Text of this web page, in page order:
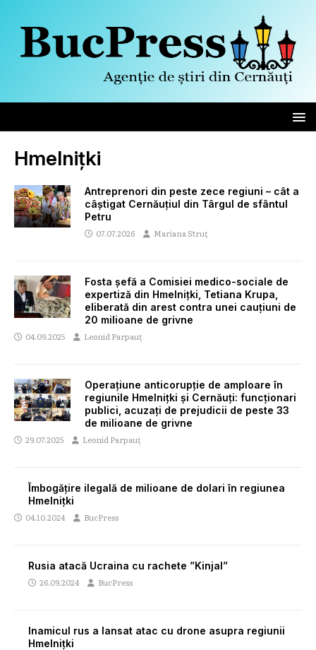
Hmelnițki
Antreprenori din peste zece regiuni – cât a
câștigat Cernăuțiul din Târgul de sfântul
Petru
07.07.2026 Mariana Struț
Fosta șefă a Comisiei medico-sociale de
expertiză din Hmelnițki, Tetiana Krupa,
eliberată din arest contra unei cauțiuni de
20 milioane de grivne
04.09.2025 Leonid Parpauț
Operațiune anticorupție de amploare în
regiunile Hmelnițki și Cernăuți: funcționari
publici, acuzați de prejudicii de peste 33
de milioane de grivne
29.07.2025 Leonid Parpauț
Îmbogățire ilegală de milioane de dolari în regiunea
Hmelnițki
04.10.2024 BucPress
Rusia atacă Ucraina cu rachete ”Kinjal”
26.09.2024 BucPress
Inamicul rus a lansat atac cu drone asupra regiunii
Hmelnițki